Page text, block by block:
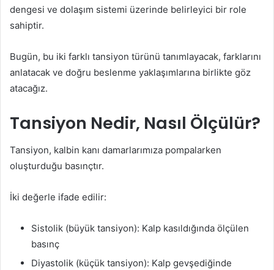
dengesi ve dolaşım sistemi üzerinde belirleyici bir role
sahiptir.
Bugün, bu iki farklı tansiyon türünü tanımlayacak, farklarını
anlatacak ve doğru beslenme yaklaşımlarına birlikte göz
atacağız.
Tansiyon Nedir, Nasıl Ölçülür?
Tansiyon, kalbin kanı damarlarımıza pompalarken
oluşturduğu basınçtır.
İki değerle ifade edilir:
Sistolik (büyük tansiyon): Kalp kasıldığında ölçülen
basınç
Diyastolik (küçük tansiyon): Kalp gevşediğinde